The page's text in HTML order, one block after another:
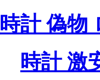
時計 偽物
時計 激